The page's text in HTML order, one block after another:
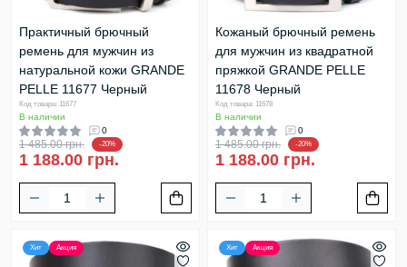
Практичный брючный
ремень для мужчин из
натуральной кожи GRANDE
PELLE 11677 Черный
Код товара: 11677
В наличии
0
1 485.00 грн. -20%
1 188.00 грн.
Кожаный брючный ремень
для мужчин из квадратной
пряжкой GRANDE PELLE
11678 Черный
Код товара: 11678
В наличии
0
1 485.00 грн. -20%
1 188.00 грн.
Хит Акция Хит Акция